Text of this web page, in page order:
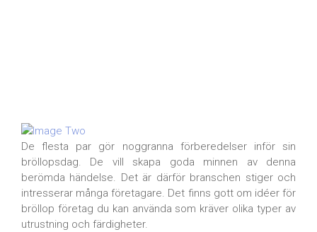
De flesta par gör noggranna förberedelser inför sin
bröllopsdag. De vill skapa goda minnen av denna
berömda händelse. Det är därför branschen stiger och
intresserar många företagare. Det finns gott om idéer för
bröllop företag du kan använda som kräver olika typer av
utrustning och färdigheter.